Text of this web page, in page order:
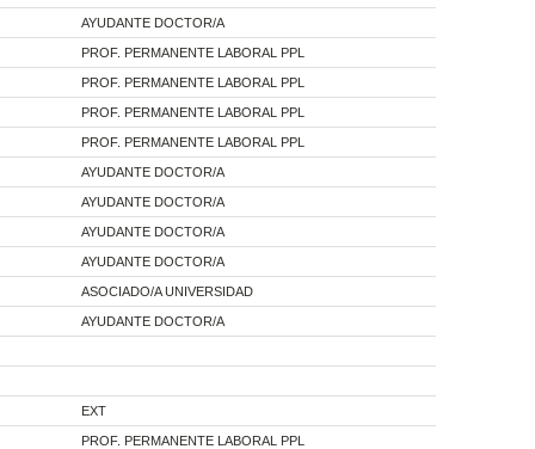
AYUDANTE DOCTOR/A
PROF. PERMANENTE LABORAL PPL
PROF. PERMANENTE LABORAL PPL
PROF. PERMANENTE LABORAL PPL
PROF. PERMANENTE LABORAL PPL
AYUDANTE DOCTOR/A
AYUDANTE DOCTOR/A
AYUDANTE DOCTOR/A
AYUDANTE DOCTOR/A
ASOCIADO/A UNIVERSIDAD
AYUDANTE DOCTOR/A
EXT
PROF. PERMANENTE LABORAL PPL